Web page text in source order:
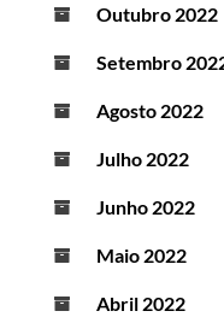
Outubro 2022
Setembro
Agosto 2022
Julho 2022
Junho 2022
Maio 2022
Abril 2022